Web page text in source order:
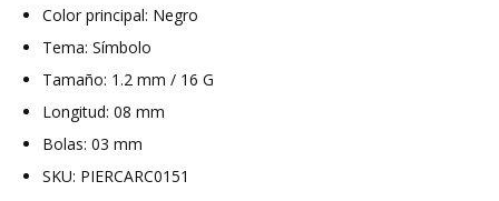
Color principal: Negro
Tema: Símbolo
Tamaño: 1.2 mm / 16 G
Longitud: 08 mm
Bolas: 03 mm
SKU: PIERCARC0151